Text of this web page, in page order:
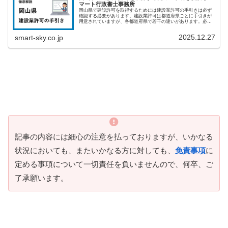
マート行政書士事務所
岡山県で建設許可を取得するためには建設業許可の手引きは必ず
確認する必要があります。建設業許可は都道府県ごとに手引きが
用意されていますが、各都道府県で若干の違いがあります。必ず
smart-sky.co.jp 2025.12.27
記事の内容には細心の注意を払っておりますが、いかなる
状況においても、またいかなる方に対しても、 免責事項に
定める事項について一切責任を負いませんので、何卒、ご
了承願います。